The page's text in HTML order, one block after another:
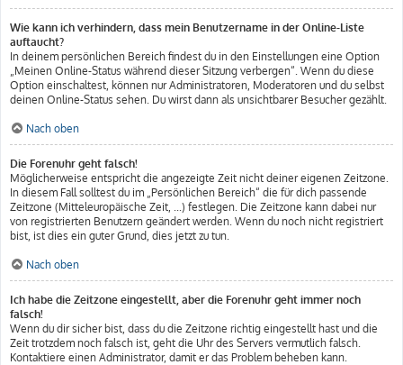
Wie kann ich verhindern, dass mein Benutzername in der Online-Liste
auftaucht?
In deinem persönlichen Bereich findest du in den Einstellungen eine Option
„Meinen Online-Status während dieser Sitzung verbergen“. Wenn du diese
Option einschaltest, können nur Administratoren, Moderatoren und du selbst
deinen Online-Status sehen. Du wirst dann als unsichtbarer Besucher gezählt.
Nach oben
Die Forenuhr geht falsch!
Möglicherweise entspricht die angezeigte Zeit nicht deiner eigenen Zeitzone.
In diesem Fall solltest du im „Persönlichen Bereich“ die für dich passende
Zeitzone (Mitteleuropäische Zeit, ...) festlegen. Die Zeitzone kann dabei nur
von registrierten Benutzern geändert werden. Wenn du noch nicht registriert
bist, ist dies ein guter Grund, dies jetzt zu tun.
Nach oben
Ich habe die Zeitzone eingestellt, aber die Forenuhr geht immer noch
falsch!
Wenn du dir sicher bist, dass du die Zeitzone richtig eingestellt hast und die
Zeit trotzdem noch falsch ist, geht die Uhr des Servers vermutlich falsch.
Kontaktiere einen Administrator, damit er das Problem beheben kann.